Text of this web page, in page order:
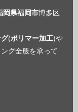
岡県福岡市博多区
(ポリマー加工)や
グ全般を承って